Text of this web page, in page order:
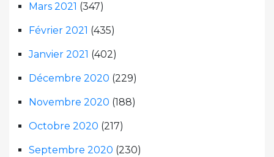
Mars 2021 (347)
Février 2021 (435)
Janvier 2021 (402)
Décembre 2020 (229)
Novembre 2020 (188)
Octobre 2020 (217)
Septembre 2020 (230)